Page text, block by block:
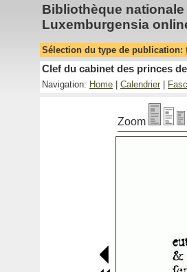
Bibliothèque
Luxemburgensia
Sélection du type de publication:
Clef du cabinet des princes
Navigation: Home Calendrier
Zoom